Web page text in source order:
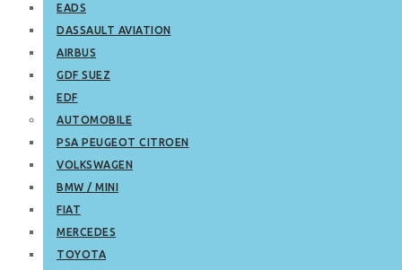
EADS
DASSAULT AVIATION
AIRBUS
GDF SUEZ
EDF
AUTOMOBILE
PSA PEUGEOT CITROEN
VOLKSWAGEN
BMW / MINI
FIAT
MERCEDES
TOYOTA